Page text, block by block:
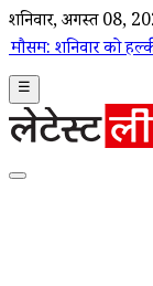
शनिवार, अगस्त 08,
हल्की बारिश की
☰